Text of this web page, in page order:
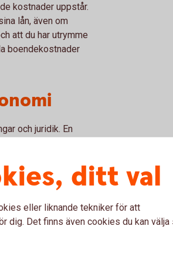
kostnader uppstår.
lån, även om
att du har utrymme
boendekostnader
och juridik. En
skyddar både
dolda fel.
händelser.
ett samboavtal ditt val
eller liknande tekniker för att
dig. Det finns även cookies du kan välja